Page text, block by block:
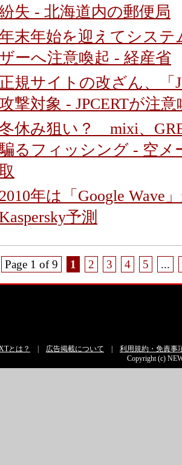
失 - 北海道内の郵便局
末年始を迎えてシステ
ーへ注意喚起 - 経産省
正規サイトの改ざん、「
撃対象 - JPCERTが注意
休み狙い？ mixi、
るフィッシング - 空メ
2010年は「Google Wave
予測
Page 1 of 9 1 2 3 4 5 ...
とは？ 広告掲載について
利用規約・免責事
Copyright (c)